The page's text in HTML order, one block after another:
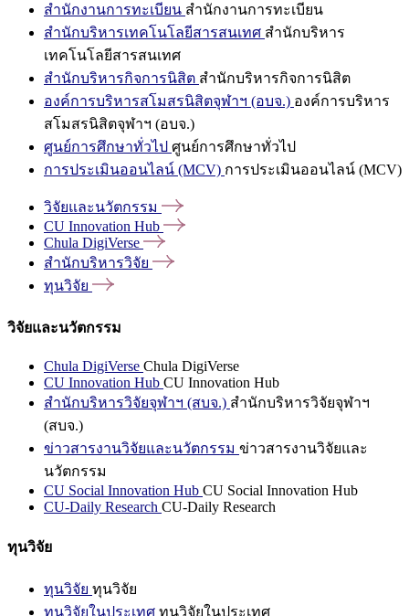
สำนักงานการทะเบียน สำนักงานการทะเบียน
สำนักบริหารเทคโนโลยีสารสนเทศ สำนักบริหาร
เทคโนโลยีสารสนเทศ
สำนักบริหารกิจการนิสิต สำนักบริหารกิจการนิสิต
องค์การบริหารสโมสรนิสิตจุฬาฯ (อบจ.) องค์การบริหาร
สโมสรนิสิตจุฬาฯ (อบจ.)
ศูนย์การศึกษาทั่วไป ศูนย์การศึกษาทั่วไป
การประเมินออนไลน์ (MCV) การประเมินออนไลน์ (MCV)
วิจัยและนวัตกรรม
CU Innovation Hub
Chula DigiVerse
สำนักบริหารวิจัย
ทุนวิจัย
วิจัยและนวัตกรรม
Chula DigiVerse Chula DigiVerse
CU Innovation Hub CU Innovation Hub
สำนักบริหารวิจัยจุฬาฯ (สบจ.) สำนักบริหารวิจัยจุฬาฯ
(สบจ.)
ข่าวสารงานวิจัยและนวัตกรรม ข่าวสารงานวิจัยและ
นวัตกรรม
CU Social Innovation Hub CU Social Innovation Hub
CU-Daily Research CU-Daily Research
ทุนวิจัย
ทุนวิจัย ทุนวิจัย
ทุนวิจัยในประเทศ ทุนวิจัยในประเทศ